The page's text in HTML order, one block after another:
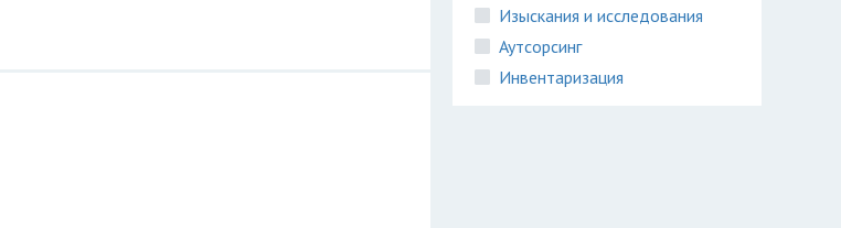
Изыскания и исследования
Аутсорсинг
Инвентаризация